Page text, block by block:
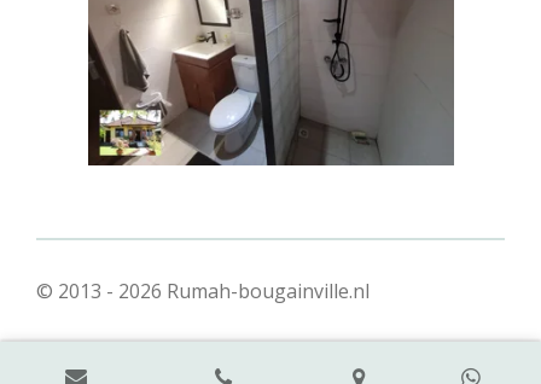
© 2013 - 2026 Rumah-bougainville.nl